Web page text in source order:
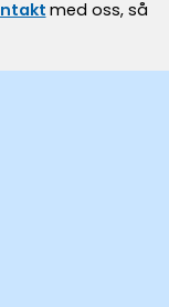
med oss, så